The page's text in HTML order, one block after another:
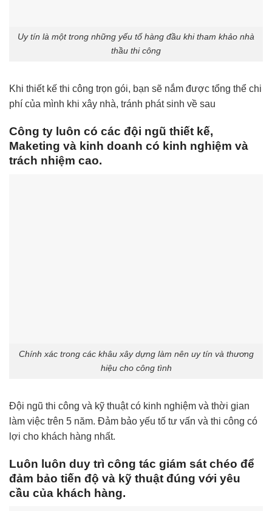
Uy tín là một trong những yếu tố hàng đầu khi tham khảo nhà
thầu thi công
Khi thiết kế thi công trọn gói, bạn sẽ nắm được tổng thể chi
phí của mình khi xây nhà, tránh phát sinh về sau
Công ty luôn có các đội ngũ thiết kế,
Maketing và kinh doanh có kinh nghiệm và
trách nhiệm cao.
Chính xác trong các khâu xây dựng làm nên uy tín và thương
hiệu cho công tình
Đội ngũ thi công và kỹ thuật có kinh nghiệm và thời gian
làm việc trên 5 năm. Đảm bảo yếu tố tư vấn và thi công có
lợi cho khách hàng nhất.
Luôn luôn duy trì công tác giám sát chéo để
đảm bảo tiến độ và kỹ thuật đúng với yêu
cầu của khách hàng.